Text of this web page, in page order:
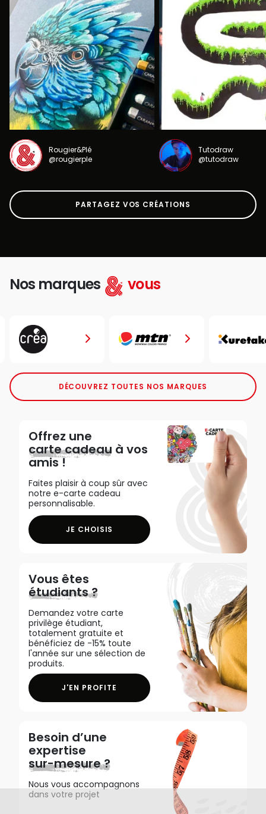
Rougier&Plé
@rougierple
Tutodraw
@tutodraw
PARTAGEZ VOS CRÉATIONS
Nos marques vous
DÉCOUVREZ TOUTES NOS MARQUES
Offrez une
carte cadeau à vos
amis !
Faites plaisir à coup sûr avec
notre e-carte cadeau
personnalisable.
JE CHOISIS
Vous êtes
étudiants ?
Demandez votre carte
privilège étudiant,
totalement gratuite et
bénéficiez de -15% toute
l'année sur une sélection de
produits.
J'EN PROFITE
Besoin d’une
expertise
sur-mesure ?
Nous vous accompagnons
dans votre projet